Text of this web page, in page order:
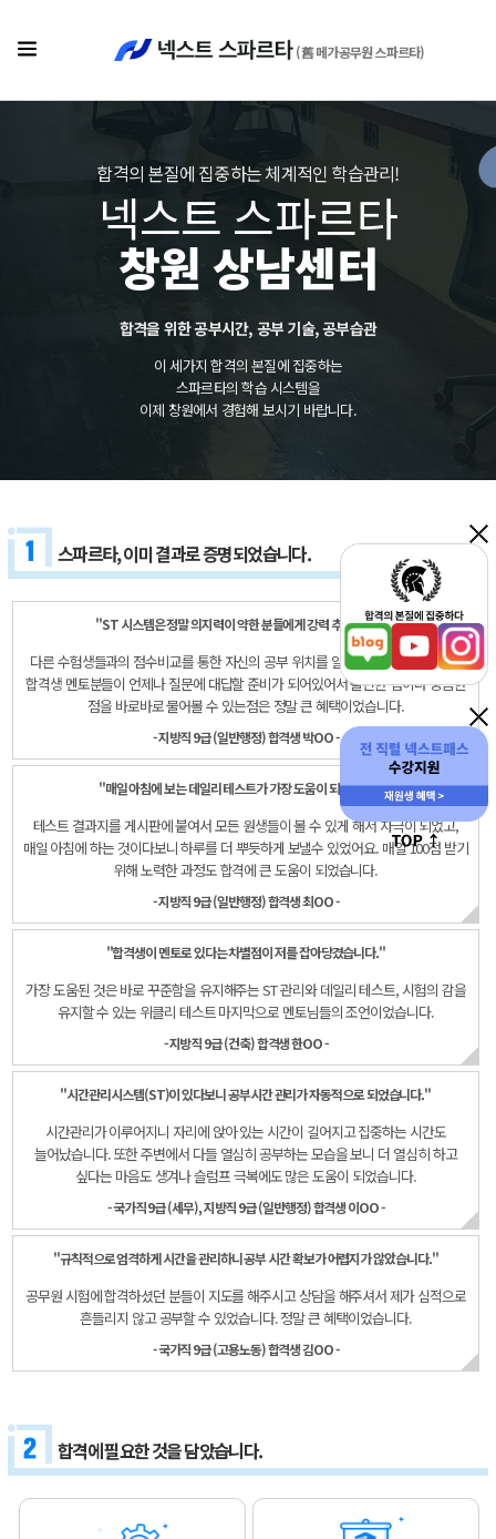
(舊 메가공무원 스파르타)
합격의 본질에 집중하는 체계적인 학습관리!
넥스트 스파르타
창원 상남센터
합격을 위한 공부시간, 공부 기술, 공부습관
이 세가지 합격의 본질에 집중하는
스파르타의 학습 시스템을
이제 창원에서 경험해 보시기 바랍니다.
스파르타, 이미 결과로 증명되었습니다.
"ST 시스템은 정말 의지력이 약한 분들에게 강력 추천합니다."
다른 수험생들과의 점수비교를 통한 자신의 공부 위치를 알 수 있었고 센터장님과
합격생 멘토분들이 언제나 질문에 대답할 준비가 되어있어서불편한 점이나 궁금한
점을 바로바로 물어볼 수 있는점은 정말 큰 혜택이었습니다.
- 지방직 9급 (일반행정) 합격생 박OO -
"매일 아침에 보는 데일리 테스트가 가장 도움이 되었습니다."
테스트 결과지를 게시판에 붙여서 모든 원생들이볼 수 있게 해서 자극이 되었고,
매일 아침에 하는 것이다보니하루를 더 뿌듯하게 보낼수 있었어요.매일 100점 받기
위해 노력한 과정도 합격에 큰 도움이 되었습니다.
- 지방직 9급 (일반행정) 합격생 최OO -
"합격생이 멘토로 있다는 차별점이 저를 잡아당겼습니다."
가장 도움된 것은 바로 꾸준함을 유지해주는ST 관리와 데일리 테스트, 시험의 감을
유지할 수 있는 위클리 테스트마지막으로 멘토님들의 조언이었습니다.
- 지방직 9급 (건축) 합격생 한OO -
"시간관리시스템(ST)이 있다보니 공부시간 관리가 자동적으로 되었습니다."
시간관리가 이루어지니 자리에 앉아 있는 시간이 길어지고집중하는 시간도
늘어났습니다.또한 주변에서 다들 열심히 공부하는 모습을 보니 더 열심히하고
싶다는 마음도 생겨나 슬럼프 극복에도 많은 도움이 되었습니다.
- 국가직 9급 (세무), 지방직 9급 (일반행정) 합격생 이OO -
"규칙적으로 엄격하게 시간을 관리하니 공부 시간 확보가 어렵지가 않았습니다."
공무원 시험에 합격하셨던 분들이 지도를 해주시고 상담을 해주셔서제가 심적으로
흔들리지 않고 공부할 수 있었습니다.정말 큰 혜택이었습니다.
- 국가직 9급 (고용노동) 합격생 김OO -
합격에 필요한 것을 담았습니다.